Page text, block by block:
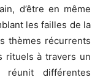
d’être en même
les failles de la
thèmes récurrents
rituels à travers un
réunit différentes